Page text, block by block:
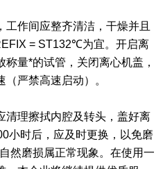
作间应整齐清洁，干燥并且
= ST132℃为宜。开启离
量*的试管，关闭离心机盖，
（严禁高速启动）
。
清理擦拭内腔及转头，盖好离
小时后，应及时更换，以免磨
然磨损属正常现象。在使用一